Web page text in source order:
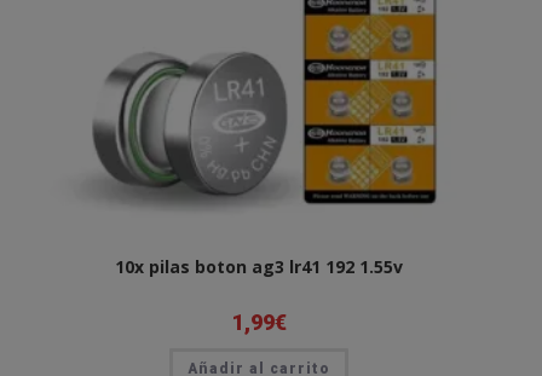
10x pilas boton ag3 lr41 192 1.55v
1,99€
Añadir al carrito